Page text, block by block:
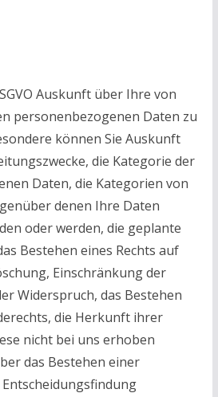
Auskunft über Ihre von
personenbezogenen Daten zu
können Sie Auskunft
die Kategorie der
Daten, die Kategorien von
denen Ihre Daten
oder werden, die geplante
Bestehen eines Rechts auf
Einschränkung der
Widerspruch, das Bestehen
die Herkunft ihrer
nicht bei uns erhoben
das Bestehen einer